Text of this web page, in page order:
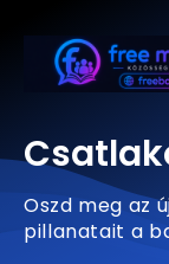
Oszd meg az
pillanatait a